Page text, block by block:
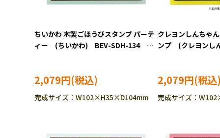
ちいかわ 木製ごほうびスタンプ パーテ
ィー (ちいかわ) BEV-SDH-134
2,079円
完成サイズ：W102×H35×D104mm
クレヨンしんちゃ
ンプ (クレヨンし
2,079円
完成サイズ：